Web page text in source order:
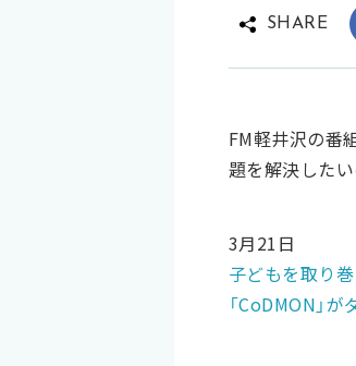
SHARE
FM軽井沢の番
題を解決した
3月21日
子どもを取り
「CoDMON」